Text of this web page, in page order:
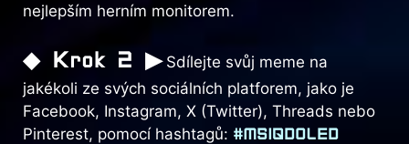
nejlepším herním monitorem.
◆ Krok 2 ▶Sdílejte svůj meme na
jakékoli ze svých sociálních platforem, jako je
Facebook, Instagram, X (Twitter), Threads nebo
Pinterest, pomocí hashtagů: #MSIQDOLED